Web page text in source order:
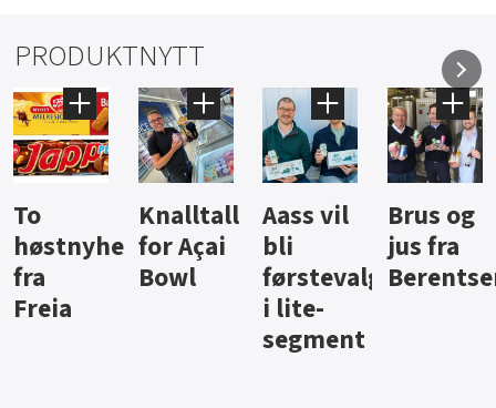
PRODUKTNYTT
Knalltall
for Açai
Bowl
Aass vil
bli
førstevalg
Brus og
jus fra
Berentsen
Hard
iste fra
Hansa